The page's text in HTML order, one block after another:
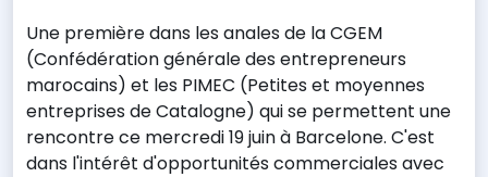
Une première dans les anales de la CGEM
(Confédération générale des entrepreneurs
marocains) et les PIMEC (Petites et moyennes
entreprises de Catalogne) qui se permettent une
rencontre ce mercredi 19 juin à Barcelone. C'est
dans l'intérêt d'opportunités commerciales avec